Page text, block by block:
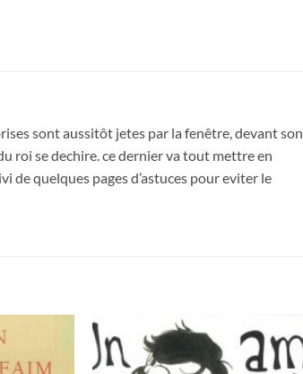
sont aussitôt jetes par la fenêtre, devant son
roi se dechire. ce dernier va tout mettre en
de quelques pages d’astuces pour eviter le